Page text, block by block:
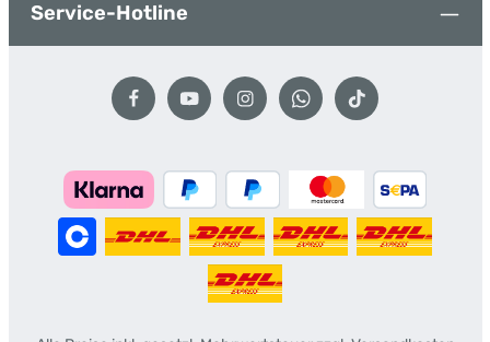
Service-Hotline